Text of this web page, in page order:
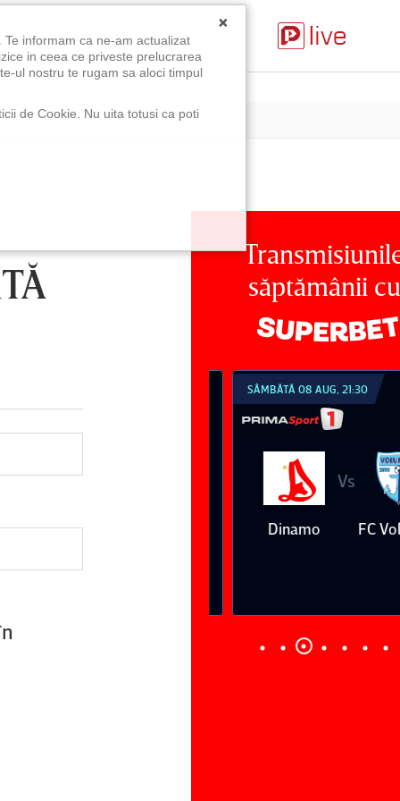
săptămânii cu
Farul
Vs
SÂMBĂTĂ 08 AUG, 21:30
Dinamo FC
×
informam ca ne-am actualizat
in ceea ce priveste prelucrarea
ul nostru te rugam sa aloci timpul
de Cookie. Nu uita totusi ca poti